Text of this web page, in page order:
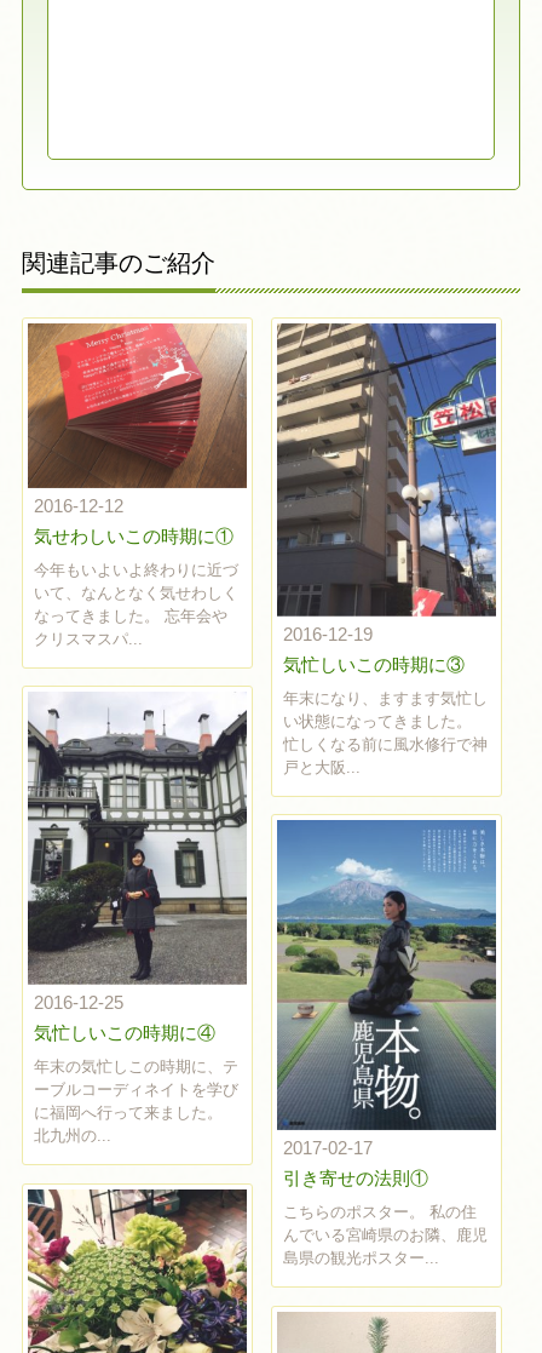
関連記事のご紹介
2016-12-12
気せわしいこの時期に①
今年もいよいよ終わりに近づ
いて、なんとなく気せわしく
なってきました。 忘年会や
クリスマスパ...
2016-12-19
気忙しいこの時期に③
年末になり、ますます気忙し
い状態になってきました。
忙しくなる前に風水修行で神
戸と大阪...
2016-12-25
気忙しいこの時期に④
年末の気忙しこの時期に、テ
ーブルコーディネイトを学び
に福岡へ行って来ました。
北九州の...
2017-02-17
引き寄せの法則①
こちらのポスター。 私の住
んでいる宮崎県のお隣、鹿児
島県の観光ポスター...